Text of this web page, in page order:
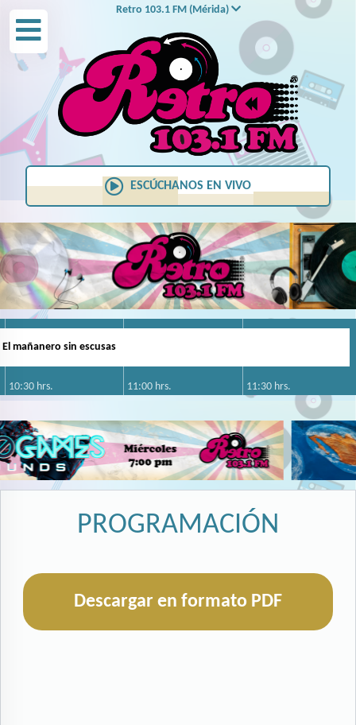
El mañanero sin escusas
10:30 hrs. 11:00 hrs. 11:30 hrs.
Retro 103.1 FM (Mérida)
NotiRASA
Candela 95.3 FM
KeBuena 90.9 FM
LOS40 96.9 FM
WOW DIGITAL
ESCÚCHANOS EN VIVO
PROGRAMACIÓN
Descargar en formato PDF